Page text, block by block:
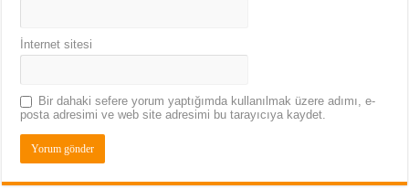
İnternet sitesi
Bir dahaki sefere yorum yaptığımda kullanılmak üzere adımı, e-
posta adresimi ve web site adresimi bu tarayıcıya kaydet.